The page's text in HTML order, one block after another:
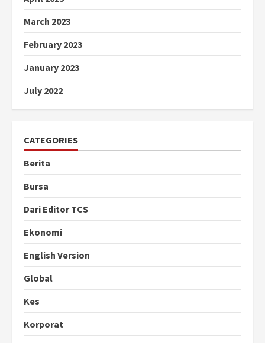
March 2023
February 2023
January 2023
July 2022
CATEGORIES
Berita
Bursa
Dari Editor TCS
Ekonomi
English Version
Global
Kes
Korporat